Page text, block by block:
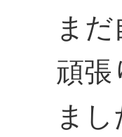
まだ
頑張
まし